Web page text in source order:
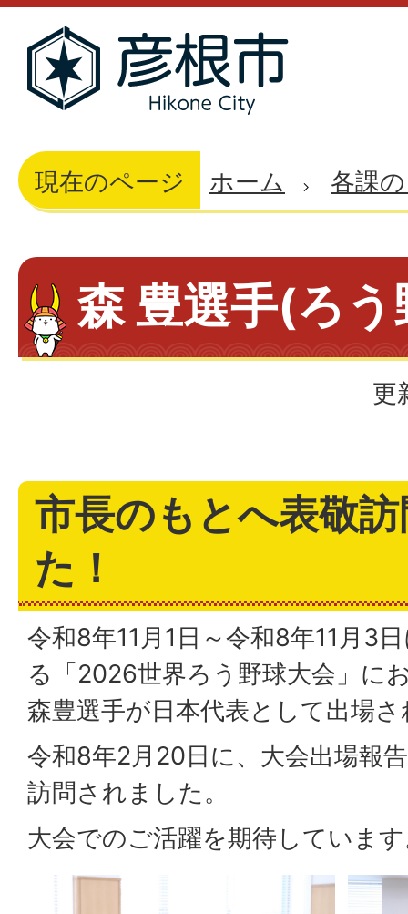
現在のページ ホーム 各課
森 豊選手(ろ
更
市長のもとへ表敬
た！
令和8年11月1日～令和8年11月3
る「2026世界ろう野球大会」に
森豊選手が日本代表として出場
令和8年2月20日に、大会出場報
訪問されました。
大会でのご活躍を期待していま